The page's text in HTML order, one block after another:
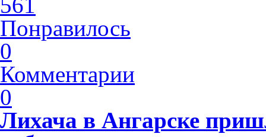
Понравилось
0
Комментарии
0
Лихача в Ангарске